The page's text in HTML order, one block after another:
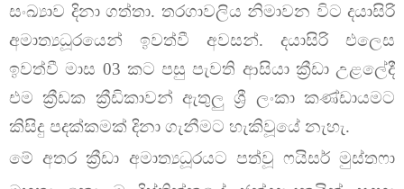
සංඛ්‍යාව දිනා ගත්තා. තරගාවලිය නිමාවන විට දයාසිරි
අමාත්‍යධූරයෙන් ඉවත්වී අවසන්. දයාසිරි එලෙස
ඉවත්වී මාස 03 කට පසු පැවති ආසියා ක්‍රීඩා උළලේදී
එම ක්‍රීඩක ක්‍රීඩිකාවන් ඇතුලු ශ්‍රී ලංකා කණ්ඩායමට
කිසිදු පදක්කමක් දිනා ගැනීමට හැකිවූයේ නැහැ.
මේ අතර ක්‍රීඩා අමාත්‍යධූරයට පත්වූ ෆයිසර් මුස්තෆා